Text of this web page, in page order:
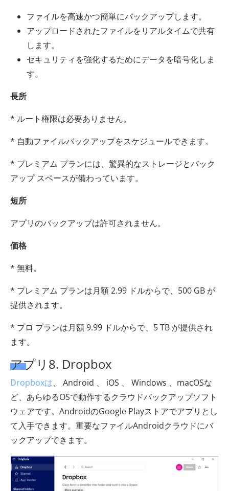
ファイルを高速かつ簡単にバックアップします。
アップロードされたファイルをリアルタイムで共有
します。
セキュリティを強化するためにデータを暗号化しま
す。
長所
* ルート権限は必要ありません。
* 自動ファイルバックアップをスケジュールできます。
* プレミアム プランには、驚異的なストレージとバック
アップ スペースが備わっています。
短所
アプリのバックアップは許可されません。
価格
* 無料。
* プレミアム プランは月額 2.99 ドルからで、500 GB が
提供されます。
* プロ プランは月額 9.99 ドルからで、5 TB が提供され
ます。
アプリ8. Dropbox
Dropboxは、 Android 、 iOS 、 Windows 、macOSな
ど、あらゆるOSで動作するクラウドバックアップソフト
ウェアです。AndroidのGoogle Playストアでアプリとし
て入手できます。重要なファイルAndroidクラウドにバ
ックアップできます。